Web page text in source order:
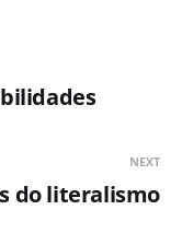
NEXT
do literalismo